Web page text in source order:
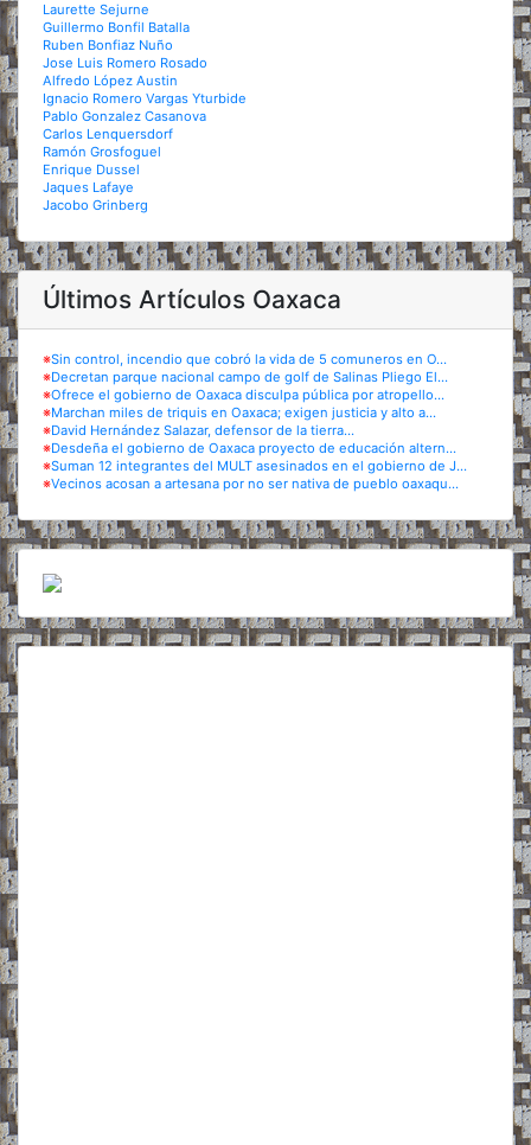
Laurette Sejurne
Guillermo Bonfil Batalla
Ruben Bonfiaz Nuño
Jose Luis Romero Rosado
Alfredo López Austin
Ignacio Romero Vargas Yturbide
Pablo Gonzalez Casanova
Carlos Lenquersdorf
Ramón Grosfoguel
Enrique Dussel
Jaques Lafaye
Jacobo Grinberg
Últimos Artículos Oaxaca
※Sin control, incendio que cobró la vida de 5 comuneros en O...
※Decretan parque nacional campo de golf de Salinas Pliego El...
※Ofrece el gobierno de Oaxaca disculpa pública por atropello...
※Marchan miles de triquis en Oaxaca; exigen justicia y alto a...
※David Hernández Salazar, defensor de la tierra...
※Desdeña el gobierno de Oaxaca proyecto de educación altern...
※Suman 12 integrantes del MULT asesinados en el gobierno de J...
※Vecinos acosan a artesana por no ser nativa de pueblo oaxaqu...